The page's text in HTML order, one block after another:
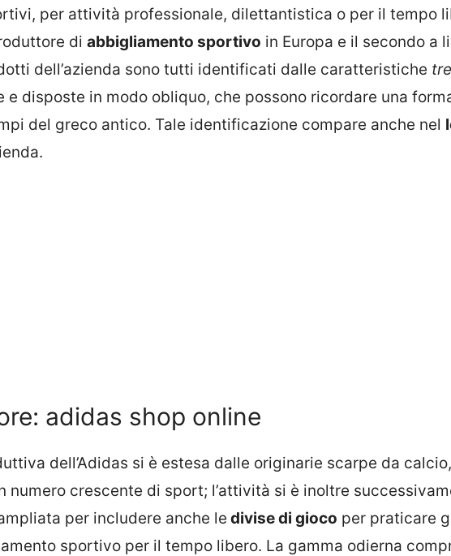
per attività professionale, dilettantistica o per il tempo
di abbigliamento sportivo in Europa e il secondo a
dell’azienda sono tutti identificati dalle caratteristiche tre
e disposte in modo obliquo, che possono ricordare una
del greco antico. Tale identificazione compare anche nel
adidas shop online
dell’Adidas si è estesa dalle originarie scarpe da
numero crescente di sport; l’attività si è inoltre
per includere anche le divise di gioco per praticare
sportivo per il tempo libero. La gamma odierna